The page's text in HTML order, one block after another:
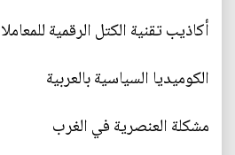
أكاذيب تقنية الكتل الرقمية
الكوميديا السياسية بالعربية
مشكلة العنصرية في الغرب